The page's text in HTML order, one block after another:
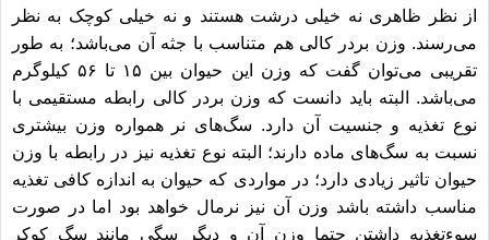
از نظر ظاهری نه خیلی درشت هستند و نه خیلی کوچک به نظر
می‌رسند. وزن بردر کالی هم متناسب با جثه آن می‌باشد؛ به طور
تقریبی می‌توان گفت که وزن این حیوان بین ۱۵ تا ۵۶ کیلوگرم
می‌باشد. البته باید دانست که وزن بردر کالی رابطه مستقیمی با
نوع تغذیه و جنسیت آن دارد. سگ‌های نر همواره وزن بیشتری
نسبت به سگ‌های ماده دارند؛ البته نوع تغذیه نیز در رابطه با وزن
حیوان تاثیر زیادی دارد؛ در مواردی که حیوان به اندازه کافی تغذیه
مناسب داشته باشد وزن آن نیز نرمال خواهد بود اما در صورت
سوءتغذیه داشتن حتما وزن آن و دیگر سگی مانند سگ کوکر